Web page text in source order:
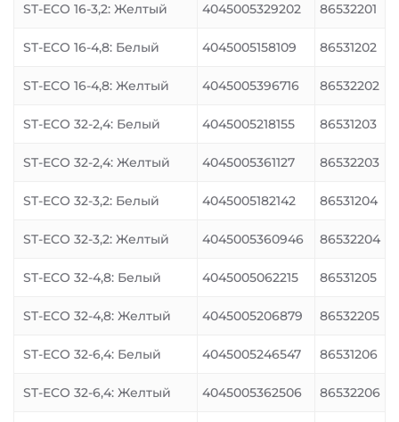
ST-ECO 16-3,2: Желтый 4045005329202 86532201
ST-ECO 16-4,8: Белый 4045005158109 86531202
ST-ECO 16-4,8: Желтый 4045005396716 86532202
ST-ECO 32-2,4: Белый 4045005218155 86531203
ST-ECO 32-2,4: Желтый 4045005361127 86532203
ST-ECO 32-3,2: Белый 4045005182142 86531204
ST-ECO 32-3,2: Желтый 4045005360946 86532204
ST-ECO 32-4,8: Белый 4045005062215 86531205
ST-ECO 32-4,8: Желтый 4045005206879 86532205
ST-ECO 32-6,4: Белый 4045005246547 86531206
ST-ECO 32-6,4: Желтый 4045005362506 86532206